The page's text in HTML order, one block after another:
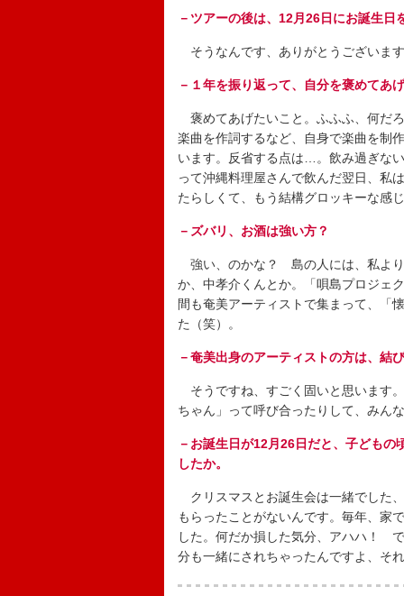
－ツアーの後は、12月26日にお誕生
そうなんです、ありがとうございま
－１年を振り返って、自分を褒めてあ
褒めてあげたいこと。ふふふ、何だ
楽曲を作詞するなど、自身で楽曲を制
います。反省する点は…。飲み過ぎな
って沖縄料理屋さんで飲んだ翌日、私
たらしくて、もう結構グロッキーな感
－ズバリ、お酒は強い方？
強い、のかな？ 島の人には、私より
か、中孝介くんとか。「唄島プロジェ
間も奄美アーティストで集まって、「
た（笑）。
－奄美出身のアーティストの方は、結
そうですね、すごく固いと思います
ちゃん」って呼び合ったりして、みん
－お誕生日が12月26日だと、子ども
したか。
クリスマスとお誕生会は一緒でした
もらったことがないんです。毎年、家
した。何だか損した気分、アハハ！
分も一緒にされちゃったんですよ、そ